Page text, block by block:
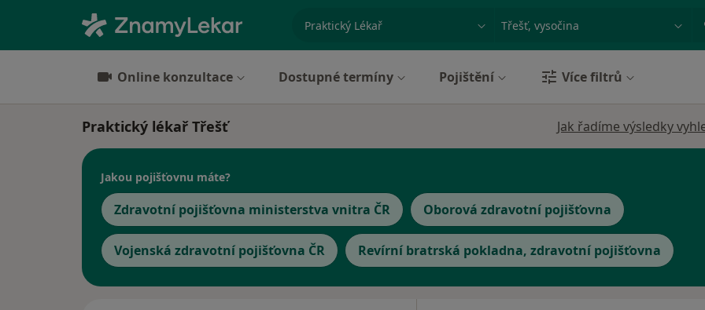
specializace, nemoc nebo příjmení Město nebo region
Online konzultace Dostupné termíny Pojištění Více filtrů
Praktický lékař Třešť Jak řadíme výsledky
Jakou pojišťovnu máte?
Zdravotní pojišťovna ministerstva vnitra ČR Oborová zdravotní pojišťovna
Vojenská zdravotní pojišťovna ČR Revírní bratrská pokladna, zdravotní pojišťovna